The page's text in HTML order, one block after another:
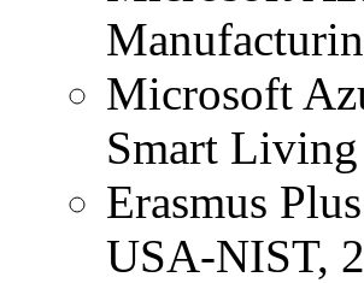
Microsoft
Smart
Erasmus
USA-NIST,